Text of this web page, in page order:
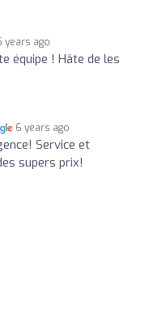
years ago
équipe ! Hâte de les
6 years ago
Service et
supers prix!